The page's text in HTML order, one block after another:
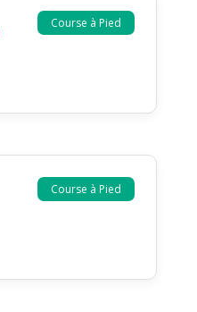
Course à Pied
Course à Pied